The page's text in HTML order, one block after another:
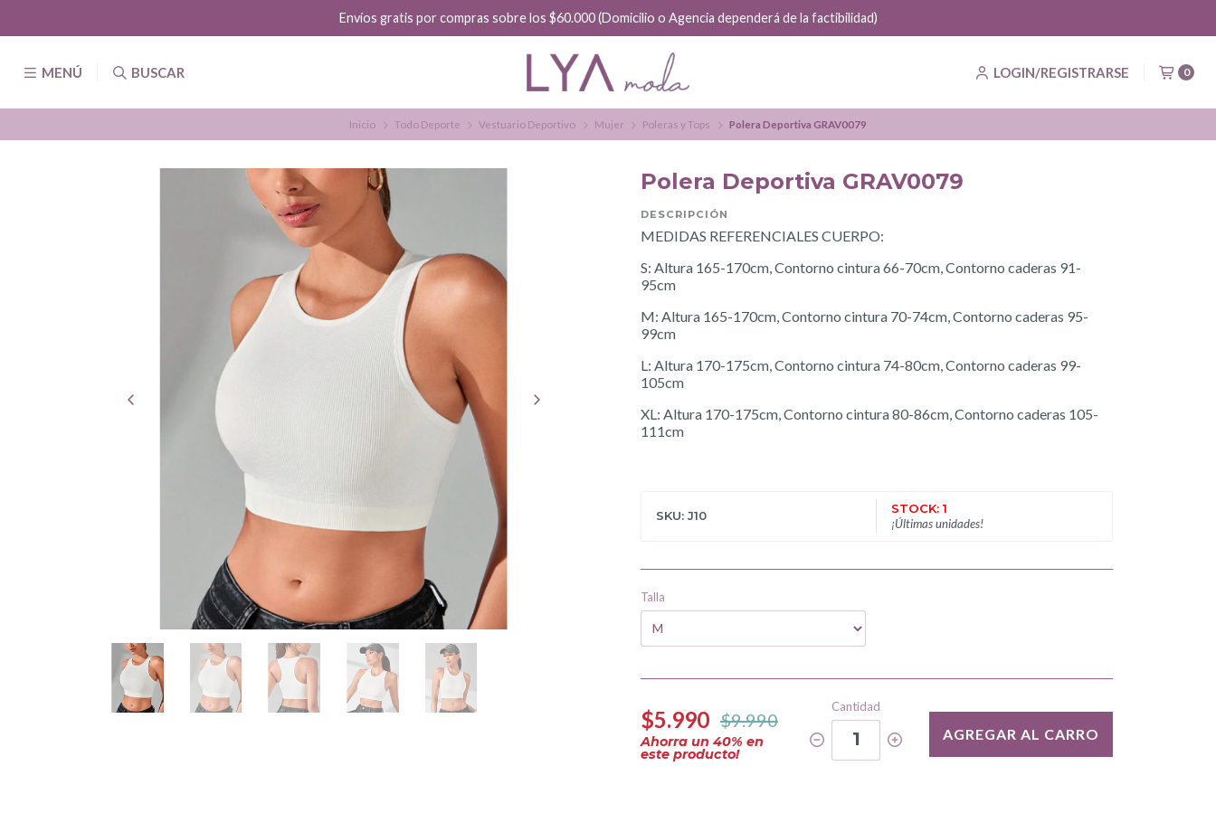
MENÚ BUSCAR LOGIN/REGISTRARSE 0
Envíos gratis por compras sobre los $60.000 (Domicilio o Agencia dependerá de la factibilidad)
Inicio Todo Deporte Vestuario Deportivo Mujer Poleras y Tops Polera Deportiva GRAV0079
Polera Deportiva GRAV0079
DESCRIPCIÓN
MEDIDAS REFERENCIALES CUERPO:
S: Altura 165-170cm, Contorno cintura 66-70cm, Contorno caderas 91-
95cm
M: Altura 165-170cm, Contorno cintura 70-74cm, Contorno caderas 95-
99cm
L: Altura 170-175cm, Contorno cintura 74-80cm, Contorno caderas 99-
105cm
XL: Altura 170-175cm, Contorno cintura 80-86cm, Contorno caderas 105-
111cm
SKU: J10
STOCK: 1
¡Últimas unidades!
Talla
$5.990 $9.990
Ahorra un 40% en
este producto!
Cantidad
1 AGREGAR AL CARRO